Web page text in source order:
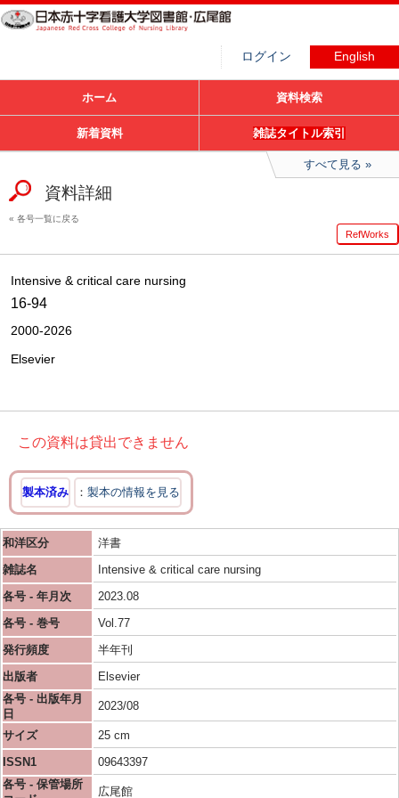
ログイン English
ホーム 資料検索
新着資料 雑誌タイトル索引
すべて見る
資料詳細
各号一覧に戻る
RefWorks
Intensive & critical care nursing
16-94
2000-2026
Elsevier
この資料は貸出できません
製本済み 製本の情報を見る
和洋区分
洋書
雑誌名
Intensive & critical care nursing
各号 - 年月次
2023.08
各号 - 巻号
Vol.77
発行頻度
半年刊
出版者
Elsevier
各号 - 出版年月
日
2023/08
サイズ
25 cm
ISSN1
09643397
各号 - 保管場所
広尾館